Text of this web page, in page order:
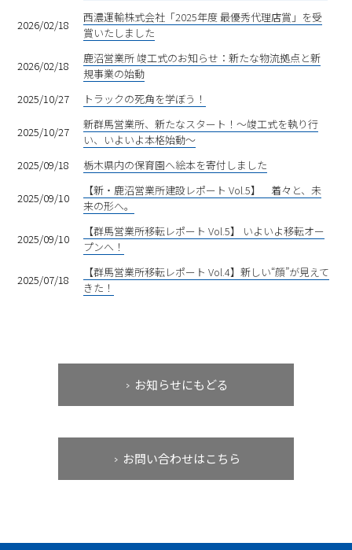
2026/02/18
西濃運輸株式会社「2025年度 最優秀代理店賞」を受
賞いたしました
2026/02/18
鹿沼営業所 竣工式のお知らせ：新たな物流拠点と新
規事業の始動
2025/10/27
トラックの死角を学ぼう！
2025/10/27
新群馬営業所、新たなスタート！〜竣工式を執り行
い、いよいよ本格始動〜
2025/09/18
栃木県内の保育園へ絵本を寄付しました
2025/09/10
【新・鹿沼営業所建設レポート Vol.5】 着々と、未
来の形へ。
2025/09/10
【群馬営業所移転レポート Vol.5】 いよいよ移転オー
プンへ！
2025/07/18
【群馬営業所移転レポート Vol.4】新しい“顔”が見えて
きた！
お知らせにもどる
お問い合わせはこちら